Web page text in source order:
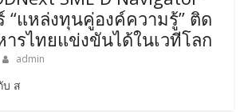
“แหล่งทุนคู่องค์ความรู้” ติด
ารไทยแข่งขันได้ในเวทีโลก
admin
บ ส